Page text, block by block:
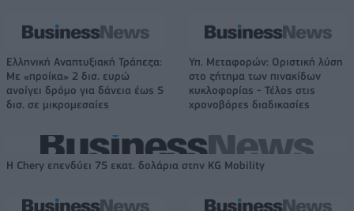
Ελληνική Αναπτυξιακή Τράπεζα:
Με «προίκα» 2 δισ. ευρώ
ανοίγει δρόμο για δάνεια έως 5
δισ. σε μικρομεσαίες
Υπ. Μεταφορών: Οριστική λύση
στο ζήτημα των πινακίδων
κυκλοφορίας - Τέλος στις
χρονοβόρες διαδικασίες
Η Chery επενδύει 75 εκατ. δολάρια στην KG Mobility